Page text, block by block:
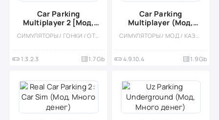
Car Parking
Multiplayer 2 [Мод,
Много денег]
СИМУЛЯТОРЫ / ГОНКИ / ОТКРЫТЫЙ МИР / КАЗУАЛЬНЫЕ / СТИЛИЗАЦИЯ / 3D / ВСТРОЕННЫЙ КЕШ / БОЛЬШАЯ / МОД / ФИЗИКА
1.3.2.3 1.7 Gb
Car Parking
Multiplayer (Мод,
много денег)
СИМУЛЯТОРЫ / МОД / КАЗУАЛЬНЫЕ / ОФЛАЙН / ОДНОПОЛЬЗОВАТЕЛЬСКИЕ / БОЛЬШАЯ / СТИЛИЗАЦИЯ / 3D / ВСТРОЕННЫЙ КЕШ / АРКАДЫ
4.9.10.4 1.9 Gb